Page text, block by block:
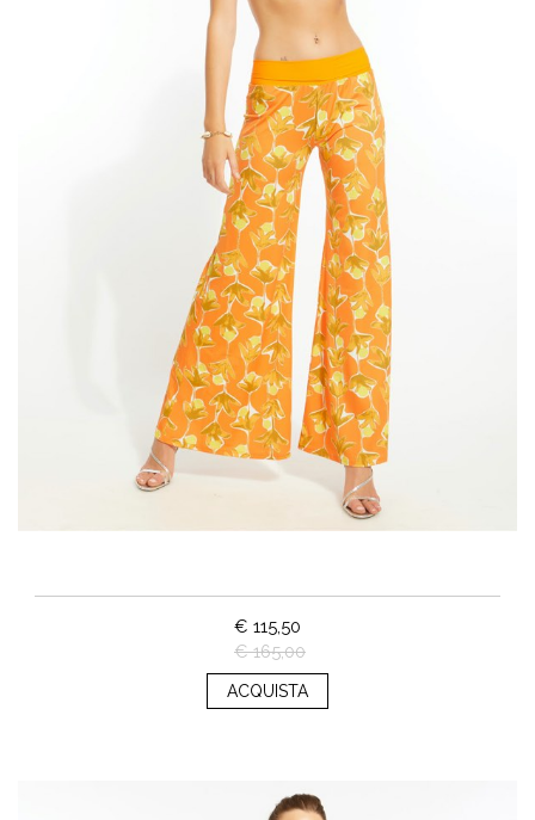
€ 115,50
€ 165,00
ACQUISTA